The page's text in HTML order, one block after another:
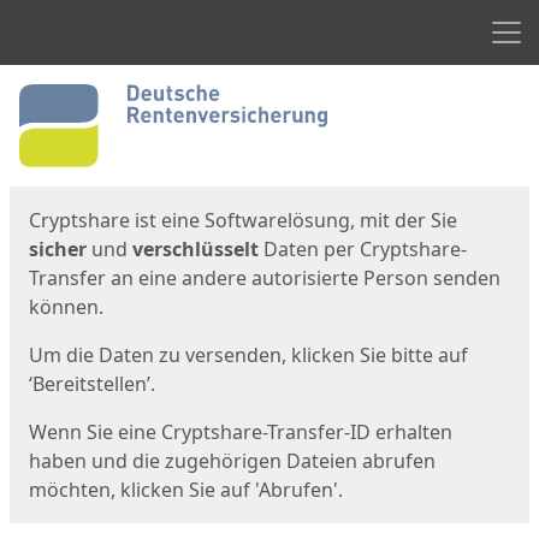
Start
Cryptshare ist eine Softwarelösung, mit der Sie
sicher und verschlüsselt Daten per Cryptshare-
Transfer an eine andere autorisierte Person senden
können.
Um die Daten zu versenden, klicken Sie bitte auf
‘Bereitstellen’.
Wenn Sie eine Cryptshare-Transfer-ID erhalten
haben und die zugehörigen Dateien abrufen
möchten, klicken Sie auf 'Abrufen'.